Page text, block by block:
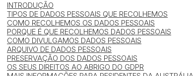
INTRODUÇÃO
TIPOS DE DADOS PESSOAIS QUE RECOLHEMOS
COMO RECOLHEMOS OS DADOS PESSOAIS
PORQUE É QUE RECOLHEMOS DADOS PESSOAIS
COMO DIVULGAMOS DADOS PESSOAIS
ARQUIVO DE DADOS PESSOAIS
PRESERVAÇÃO DOS DADOS PESSOAIS
OS SEUS DIREITOS AO ABRIGO DO GDPR